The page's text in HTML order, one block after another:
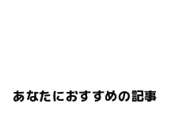
あなたにおすすめの記事